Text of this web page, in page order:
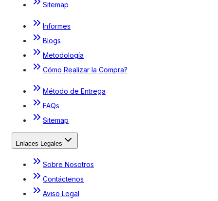
Sitemap
Informes
Blogs
Metodología
Cómo Realizar la Compra?
Método de Entrega
FAQs
Sitemap
Enlaces Legales
Sobre Nosotros
Contáctenos
Aviso Legal